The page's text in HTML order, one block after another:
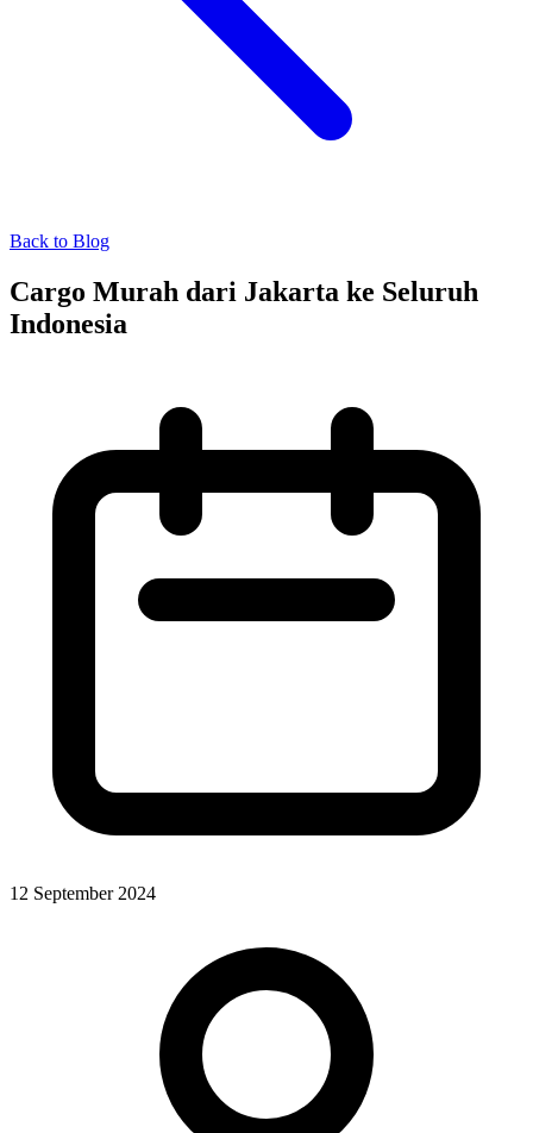
Back to Blog
Cargo Murah dari Jakarta ke Seluruh
Indonesia
12 September 2024